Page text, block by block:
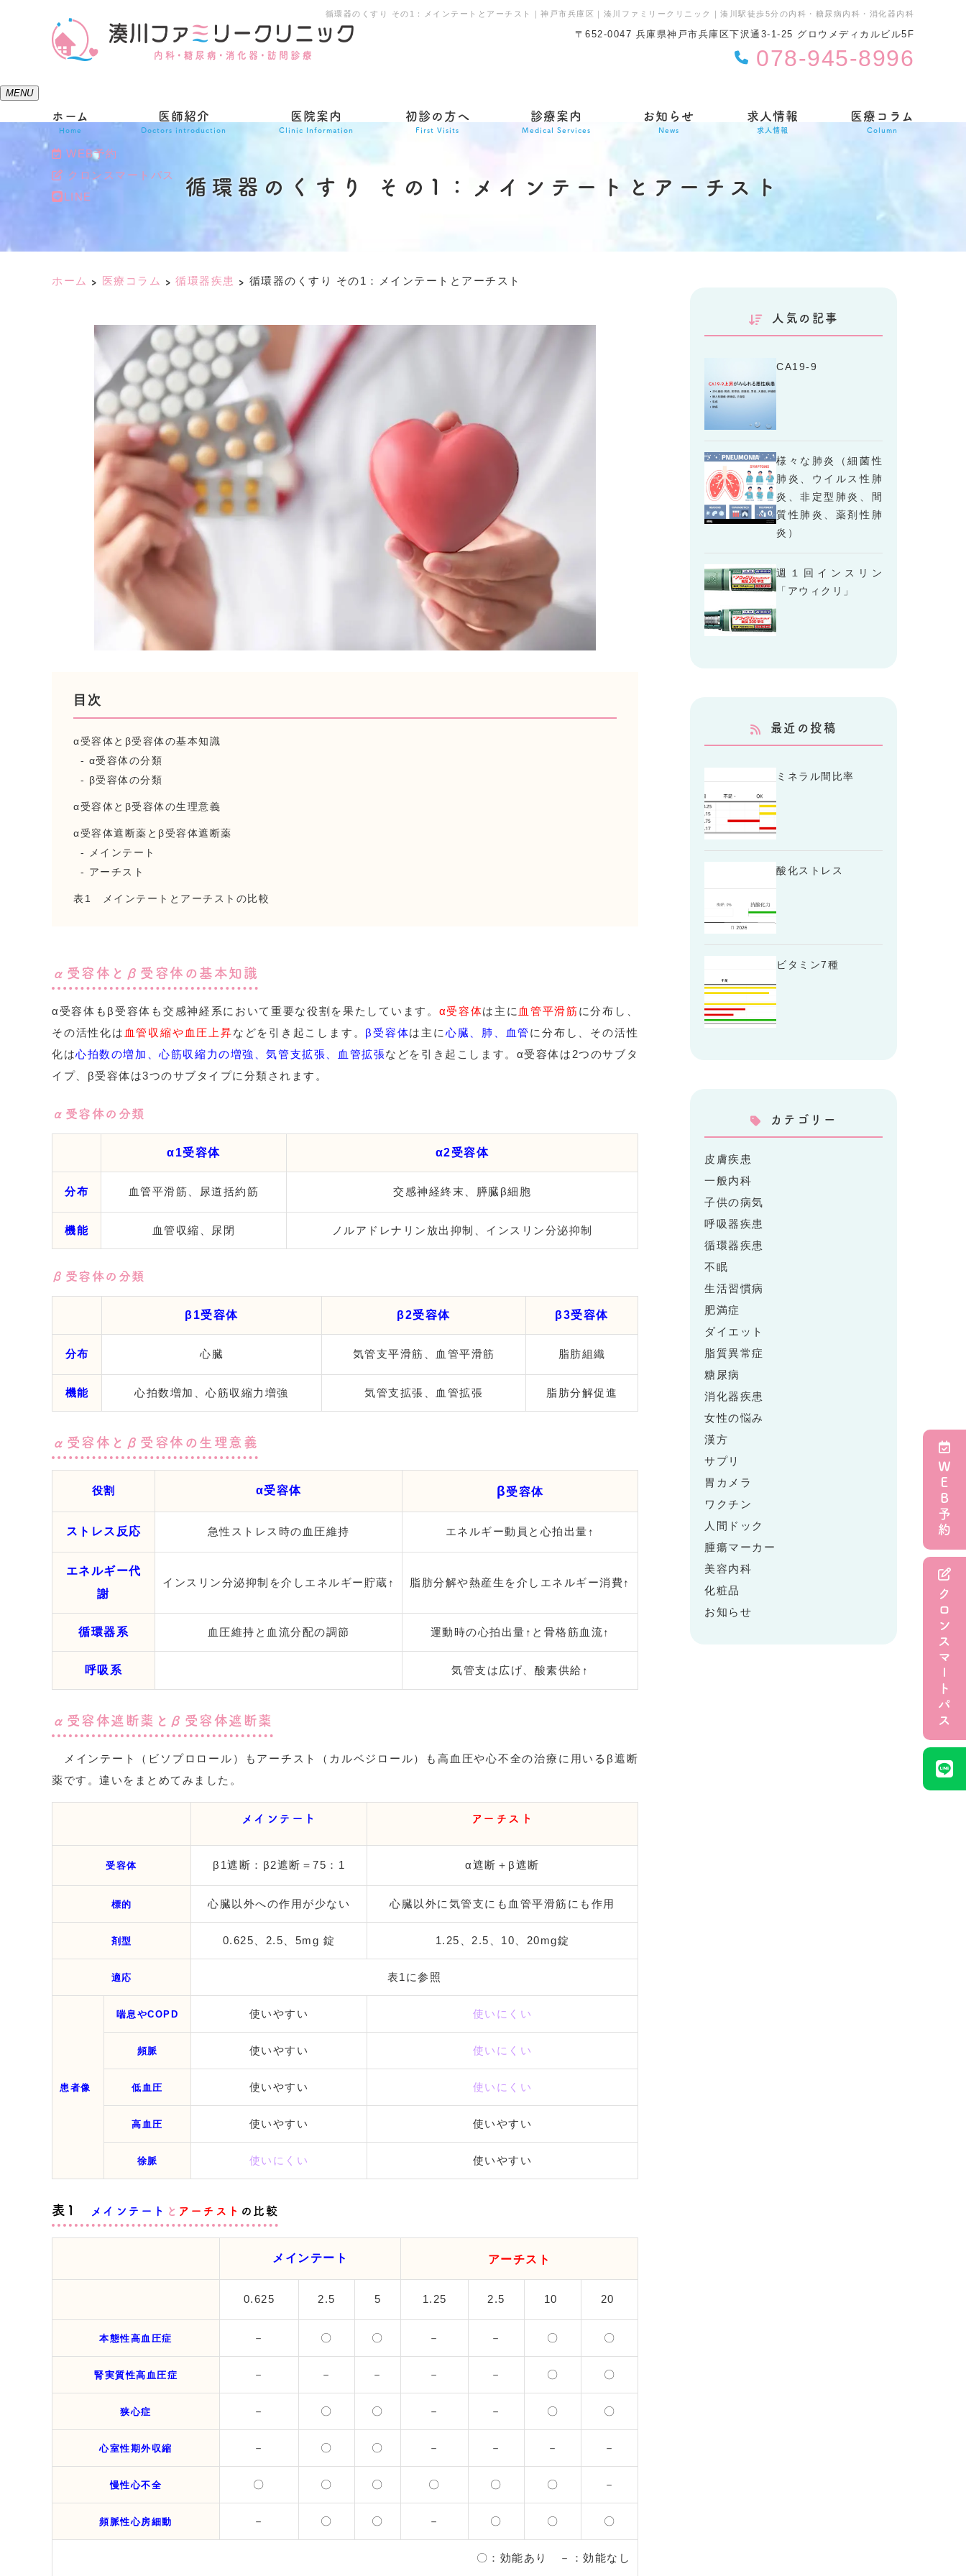
循環器のくすり その1：メインテートとアーチスト｜神戸市兵庫区｜湊川ファミリークリニック｜湊川駅徒歩5分の内科・糖尿病内科・消化器内科
〒652-0047 兵庫県神戸市兵庫区下沢通3-1-25 グロウメディカルビル5F
078-945-8996
ＷＥＢ予約
クロンスマートパス
MENU
ホーム
Home
医師紹介
Doctors introduction
医院案内
Clinic Information
初診の方へ
First Visits
診療案内
Medical Services
お知らせ
News
求人情報
求人情報
医療コラム
Column
WEB予約
クロンスマートパス
LINE
循環器のくすり その1：メインテートとアーチスト
ホーム 医療コラム 循環器疾患 循環器のくすり その1：メインテートとアーチスト
目次
α受容体とβ受容体の基本知識
α受容体の分類
β受容体の分類
α受容体とβ受容体の生理意義
α受容体遮断薬とβ受容体遮断薬
メインテート
アーチスト
表1 メインテートとアーチストの比較
α受容体とβ受容体の基本知識
α受容体もβ受容体も交感神経系において重要な役割を果たしています。 α受容体は主に 血管平滑筋に分布し、
その活性化は 血管収縮や血圧上昇などを引き起こします。 β受容体は主に 心臓、肺、血管 に分布し、その活性
化は心拍数の増加、心筋収縮力の増強、気管支拡張、血管拡張などを引き起こします。α受容体は2つのサブタ
イプ、β受容体は3つのサブタイプに分類されます。
α受容体の分類
α1受容体 α2受容体
分布 血管平滑筋、尿道括約筋 交感神経終末、膵臓β細胞
機能 血管収縮、尿閉 ノルアドレナリン放出抑制、インスリン分泌抑制
β受容体の分類
β1受容体 β2受容体 β3受容体
分布 心臓 気管支平滑筋、血管平滑筋 脂肪組織
機能 心拍数増加、心筋収縮力増強 気管支拡張、血管拡張 脂肪分解促進
α受容体とβ受容体の生理意義
役割 α受容体 β受容体
ストレス反応 急性ストレス時の血圧維持 エネルギー動員と心拍出量 ↑
エネルギー代
謝
インスリン分泌抑制を介しエネルギー貯蔵 ↑ 脂肪分解や熱産生を介しエネルギー消費↑
循環器系 血圧維持と血流分配の調節 運動時の心拍出量 ↑ と骨格筋血流↑
呼吸系 気管支は広げ、酸素供給 ↑
α受容体遮断薬とβ受容体遮断薬
メインテート（ビソプロロール）もアーチスト（カルベジロール）も高血圧や心不全の治療に用いるβ遮断
薬です。違いをまとめてみました。
メイン テ ート アーチスト
受容体 β1遮断：β2遮断＝75：1 α遮断＋β遮断
標的 心臓以外への作用が少ない 心臓以外に気管支にも血管平滑筋にも作用
剤型 0.625、2.5、5mg 錠 1.25、2.5、10、20mg錠
適応 表1に参照
患者像
喘息やCOPD 使いやすい 使いにくい
頻脈 使いやすい 使いにくい
低血圧 使いやすい 使いにくい
高血圧 使いやすい 使いやすい
徐脈 使いにくい 使いやすい
表1 メインテート と アーチスト の比較
メインテート アーチスト
0.625 2.5 5 1.25 2.5 10 20
本態性高血圧症 － 〇 〇 － － 〇 〇
腎実質性高血圧症 － － － － － 〇 〇
狭心症 － 〇 〇 － － 〇 〇
心室性期外収縮 － 〇 〇 － － － －
慢性心不全 〇 〇 〇 〇 〇 〇 －
頻脈性心房細動 － 〇 〇 － 〇 〇 〇
〇：効能あり －：効能なし
人気の記事
CA19-9
様々な肺炎（細菌性
肺炎、ウイルス性肺
炎、非定型肺炎、間
質性肺炎、薬剤性肺
炎）
週１回インスリン
「アウィクリ」
最近の投稿
ミネラル間比率
酸化ストレス
ビタミン7種
カテゴリー
皮膚疾患
一般内科
子供の病気
呼吸器疾患
循環器疾患
不眠
生活習慣病
肥満症
ダイエット
脂質異常症
糖尿病
消化器疾患
女性の悩み
漢方
サプリ
胃カメラ
ワクチン
人間ドック
腫瘍マーカー
美容内科
化粧品
お知らせ